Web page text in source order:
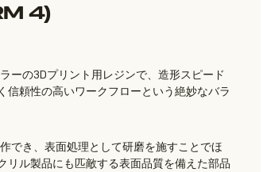
4)
ーの3Dプリント用レジンで、造形スピード
信頼性の高いワークフローという絶妙なバラ
でき、表面処理として研磨を施すことでほ
ル製品にも匹敵する表面品質を備えた部品